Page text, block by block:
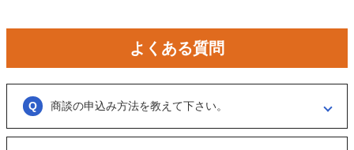
よくある質問
商談の申込み方法を教えて下さい。
「商談を申し込む」ボタンからお申し込みください。